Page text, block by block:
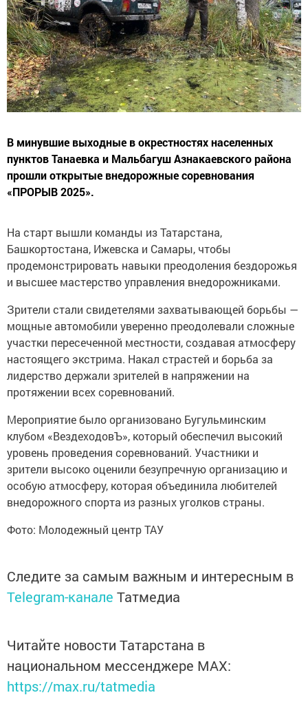
В минувшие выходные в окрестностях населенных
пунктов Танаевка и Мальбагуш Азнакаевского района
прошли открытые внедорожные соревнования
«ПРОРЫВ 2025».
На старт вышли команды из Татарстана,
Башкортостана, Ижевска и Самары, чтобы
продемонстрировать навыки преодоления бездорожья
и высшее мастерство управления внедорожниками.
Зрители стали свидетелями захватывающей борьбы —
мощные автомобили уверенно преодолевали сложные
участки пересеченной местности, создавая атмосферу
настоящего экстрима. Накал страстей и борьба за
лидерство держали зрителей в напряжении на
протяжении всех соревнований.
Мероприятие было организовано Бугульминским
клубом «ВездеходовЪ», который обеспечил высокий
уровень проведения соревнований. Участники и
зрители высоко оценили безупречную организацию и
особую атмосферу, которая объединила любителей
внедорожного спорта из разных уголков страны.
Фото: Молодежный центр ТАУ
Следите за самым важным и интересным в
Telegram-канале Татмедиа
Читайте новости Татарстана в
национальном мессенджере MАХ:
https://max.ru/tatmedia